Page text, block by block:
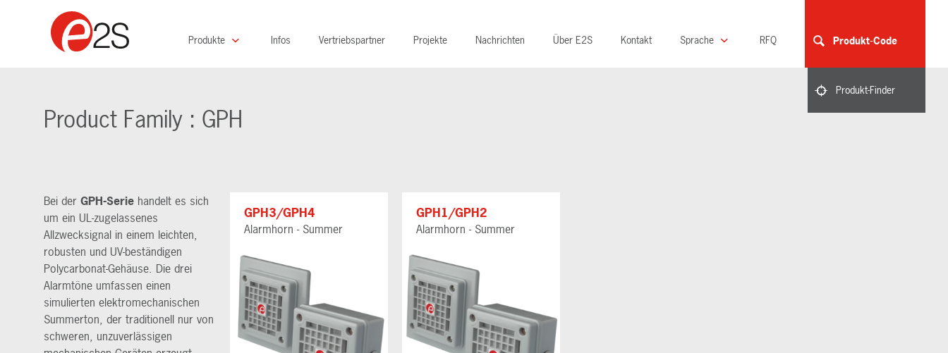
Produkte Infos Vertriebspartner Projekte Nachrichten Über E2S Kontakt Sprache RFQ Produkt-Code
Produkt-Finder
Product Family : GPH
GPH3/GPH4
Alarmhorn - Summer
GPH1/GPH2
Alarmhorn - Summer
Bei der GPH-Serie handelt es sich
um ein UL-zugelassenes
Allzwecksignal in einem leichten,
robusten und UV-beständigen
Polycarbonat-Gehäuse. Die drei
Alarmtöne umfassen einen
simulierten elektromechanischen
Summerton, der traditionell nur von
schweren, unzuverlässigen